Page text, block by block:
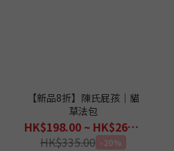
【新品8折】陳氏屁孩｜貓
草法包
HK$198.00 ~ HK$268.00
HK$335.00 -20%